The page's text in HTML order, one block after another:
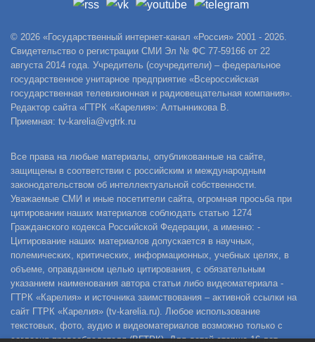
© 2026 «Государственный интернет-канал «Россия» 2001 - 2026.
Свидетельство о регистрации СМИ Эл № ФС 77-59166 от 22
августа 2014 года. Учредитель (соучредители) – федеральное
государственное унитарное предприятие «Всероссийская
государственная телевизионная и радиовещательная компания».
Редактор сайта «ГТРК «Карелия»: Алтынникова В.
Приемная: tv-karelia@vgtrk.ru
Все права на любые материалы, опубликованные на сайте,
защищены в соответствии с российским и международным
законодательством об интеллектуальной собственности.
Уважаемые СМИ и иные посетители сайта, огромная просьба при
цитировании наших материалов соблюдать статью 1274
Гражданского кодекса Российской Федерации, а именно: -
Цитирование наших материалов допускается в научных,
полемических, критических, информационных, учебных целях, в
объеме, оправданном целью цитирования, с обязательным
указанием наименования автора статьи либо видеоматериала -
ГТРК «Карелия» и источника заимствования – активной ссылки на
сайт ГТРК «Карелия» (tv-karelia.ru). Любое использование
текстовых, фото, аудио и видеоматериалов возможно только с
согласия правообладателя (ВГТРК). Для детей старше 16 лет.